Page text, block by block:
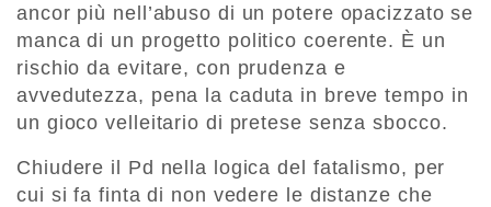
ancor più nell’abuso di un potere opacizzato se
manca di un progetto politico coerente. È un
rischio da evitare, con prudenza e
avvedutezza, pena la caduta in breve tempo in
un gioco velleitario di pretese senza sbocco.
Chiudere il Pd nella logica del fatalismo, per
cui si fa finta di non vedere le distanze che